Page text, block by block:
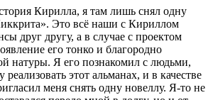
Кирилла, я там лишь снял одну
Это всё наши с Кириллом
друг другу, а в случае с проектом
его тонко и благородно
натуры. Я его познакомил с людьми,
этот альманах, и в качестве
меня снять одну новеллу. Я-то не